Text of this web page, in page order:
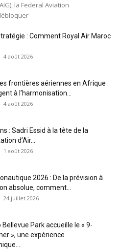
la Federal Aviation
: Comment Royal Air Maroc
4 août 2026
frontières aériennes en Afrique :
à l’harmonisation...
4 août 2026
: Sadri Essid à la tête de la
d’Air...
1 août 2026
2026 : De la prévision à
absolue, comment...
24 juillet 2026
Bellevue Park accueille le « 9-
», une expérience